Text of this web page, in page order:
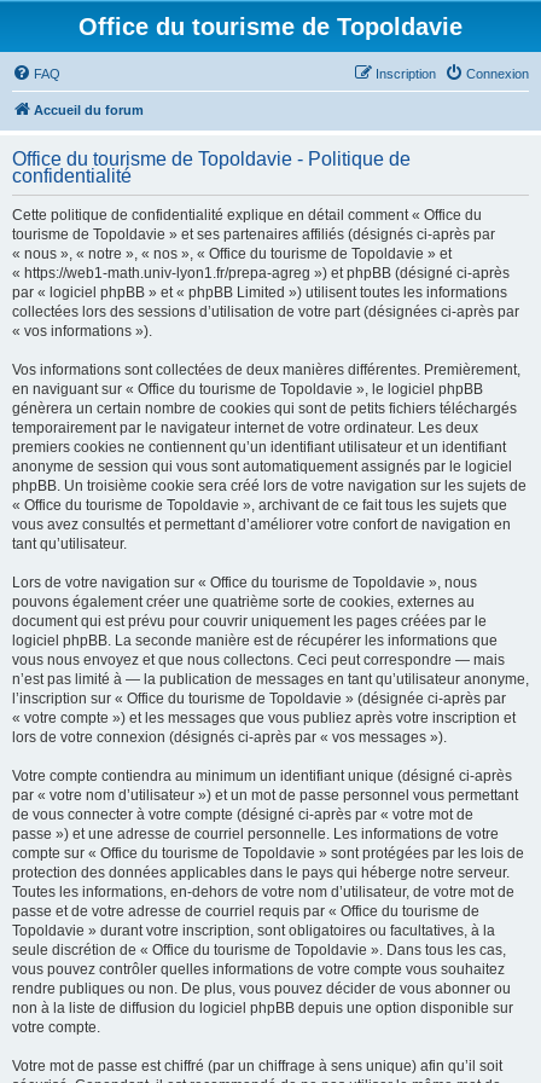
Office du tourisme de Topoldavie
FAQ Connexion
Inscription
Accueil du forum
Office du tourisme de Topoldavie - Politique de
confidentialité
Cette politique de confidentialité explique en détail comment « Office du
tourisme de Topoldavie » et ses partenaires affiliés (désignés ci-après par
« nous », « notre », « nos », « Office du tourisme de Topoldavie » et
« https://web1-math.univ-lyon1.fr/prepa-agreg ») et phpBB (désigné ci-après
par « logiciel phpBB » et « phpBB Limited ») utilisent toutes les informations
collectées lors des sessions d’utilisation de votre part (désignées ci-après par
« vos informations »).
Vos informations sont collectées de deux manières différentes. Premièrement,
en naviguant sur « Office du tourisme de Topoldavie », le logiciel phpBB
génèrera un certain nombre de cookies qui sont de petits fichiers téléchargés
temporairement par le navigateur internet de votre ordinateur. Les deux
premiers cookies ne contiennent qu’un identifiant utilisateur et un identifiant
anonyme de session qui vous sont automatiquement assignés par le logiciel
phpBB. Un troisième cookie sera créé lors de votre navigation sur les sujets de
« Office du tourisme de Topoldavie », archivant de ce fait tous les sujets que
vous avez consultés et permettant d’améliorer votre confort de navigation en
tant qu’utilisateur.
Lors de votre navigation sur « Office du tourisme de Topoldavie », nous
pouvons également créer une quatrième sorte de cookies, externes au
document qui est prévu pour couvrir uniquement les pages créées par le
logiciel phpBB. La seconde manière est de récupérer les informations que
vous nous envoyez et que nous collectons. Ceci peut correspondre — mais
n’est pas limité à — la publication de messages en tant qu’utilisateur anonyme,
l’inscription sur « Office du tourisme de Topoldavie » (désignée ci-après par
« votre compte ») et les messages que vous publiez après votre inscription et
lors de votre connexion (désignés ci-après par « vos messages »).
Votre compte contiendra au minimum un identifiant unique (désigné ci-après
par « votre nom d’utilisateur ») et un mot de passe personnel vous permettant
de vous connecter à votre compte (désigné ci-après par « votre mot de
passe ») et une adresse de courriel personnelle. Les informations de votre
compte sur « Office du tourisme de Topoldavie » sont protégées par les lois de
protection des données applicables dans le pays qui héberge notre serveur.
Toutes les informations, en-dehors de votre nom d’utilisateur, de votre mot de
passe et de votre adresse de courriel requis par « Office du tourisme de
Topoldavie » durant votre inscription, sont obligatoires ou facultatives, à la
seule discrétion de « Office du tourisme de Topoldavie ». Dans tous les cas,
vous pouvez contrôler quelles informations de votre compte vous souhaitez
rendre publiques ou non. De plus, vous pouvez décider de vous abonner ou
non à la liste de diffusion du logiciel phpBB depuis une option disponible sur
votre compte.
Votre mot de passe est chiffré (par un chiffrage à sens unique) afin qu’il soit